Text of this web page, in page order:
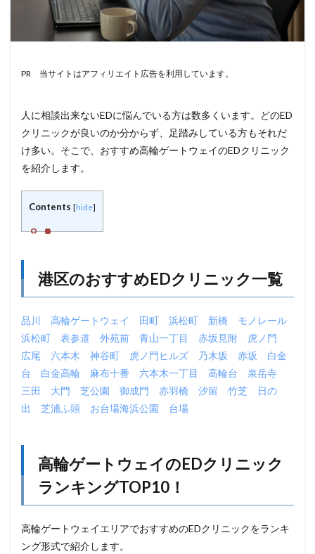
PR 当サイトはアフィリエイト広告を利用しています。
人に相談出来ないEDに悩んでいる方は数多くいます。どのED
クリニックが良いのか分からず、足踏みしている方もそれだ
け多い。そこで、おすすめ高輪ゲートウェイのEDクリニック
を紹介します。
Contents [hide]
港区のおすすめEDクリニック一覧
品川 高輪ゲートウェイ 田町 浜松町 新橋
モノレール
浜松町
表参道 外苑前 青山一丁目 赤坂見附
虎ノ門
広尾
六本木 神谷町 虎ノ門ヒルズ 乃木坂 赤坂
白金
台
白金高輪 麻布十番 六本木一丁目 高輪台
泉岳寺
三田
大門 芝公園 御成門 赤羽橋 汐留 竹芝
日の
出
芝浦ふ頭 お台場海浜公園 台場
高輪ゲートウェイのEDクリニック
ランキングTOP10！
高輪ゲートウェイエリアでおすすめのEDクリニックをランキ
ング形式で紹介します。